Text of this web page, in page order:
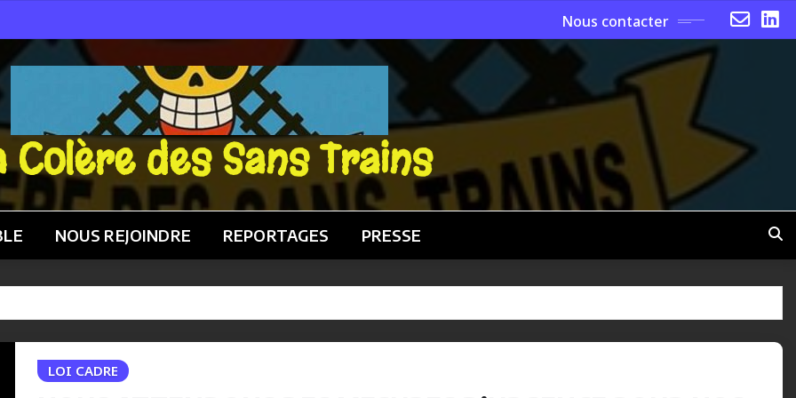
Nous contacter
Colère des Sans Trains
NOUS REJOINDRE REPORTAGES PRESSE
LOI CADRE